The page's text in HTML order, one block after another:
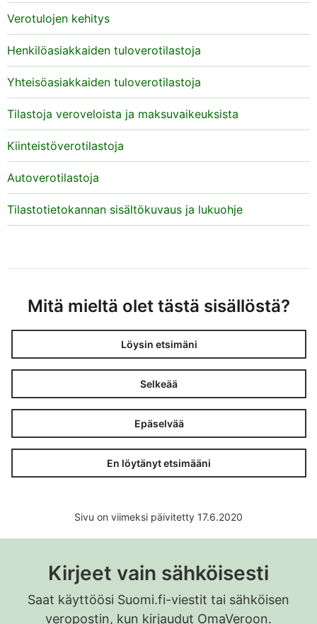
Verotulojen kehitys
Henkilöasiakkaiden tuloverotilastoja
Yhteisöasiakkaiden tuloverotilastoja
Tilastoja veroveloista ja maksuvaikeuksista
Kiinteistöverotilastoja
Autoverotilastoja
Tilastotietokannan sisältökuvaus ja lukuohje
Mitä mieltä olet tästä sisällöstä?
Löysin etsimäni
Selkeää
Epäselvää
En löytänyt etsimääni
Sivu on viimeksi päivitetty 17.6.2020
Kirjeet vain sähköisesti
Saat käyttöösi Suomi.fi-viestit tai sähköisen
veropostin, kun kirjaudut OmaVeroon.